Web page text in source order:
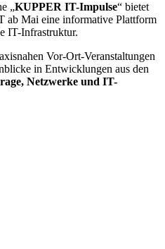
„KUPPER IT-Impulse“ bietet
ab Mai eine informative Plattform
IT-Infrastruktur.
Vor-Ort-Veranstaltungen
in Entwicklungen aus den
Netzwerke und IT-